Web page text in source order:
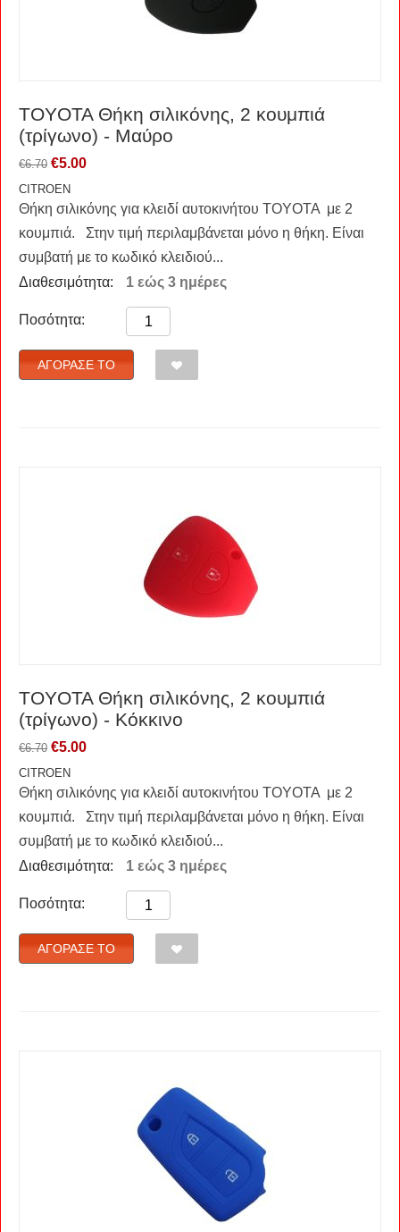
TOYOTA Θήκη σιλικόνης, 2 κουμπιά
(τρίγωνο) - Μαύρο
€6.70 €5.00
CITROEN
Θήκη σιλικόνης για κλειδί αυτοκινήτου TOYOTA με 2
κουμπιά. Στην τιμή περιλαμβάνεται μόνο η θήκη. Είναι
συμβατή με το κωδικό κλειδιού...
Διαθεσιμότητα:
1 εώς 3 ημέρες
Ποσότητα:
ΑΓΌΡΑΣΈ ΤΟ
TOYOTA Θήκη σιλικόνης, 2 κουμπιά
(τρίγωνο) - Κόκκινο
€6.70 €5.00
CITROEN
Θήκη σιλικόνης για κλειδί αυτοκινήτου TOYOTA με 2
κουμπιά. Στην τιμή περιλαμβάνεται μόνο η θήκη. Είναι
συμβατή με το κωδικό κλειδιού...
Διαθεσιμότητα:
1 εώς 3 ημέρες
Ποσότητα:
ΑΓΌΡΑΣΈ ΤΟ